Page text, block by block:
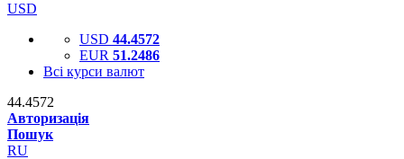
USD
USD 44.4572
EUR 51.2486
Всі курси валют
44.4572
Авторизація
Пошук
RU